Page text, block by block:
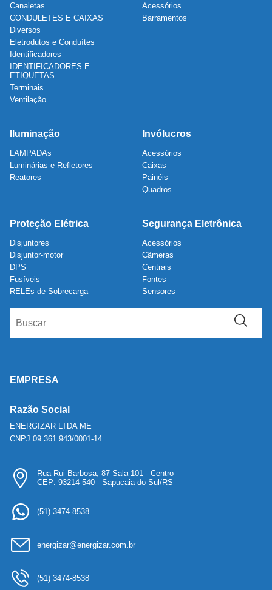
Canaletas
CONDULETES E CAIXAS
Diversos
Eletrodutos e Conduítes
Identificadores
IDENTIFICADORES E
ETIQUETAS
Terminais
Ventilação
Acessórios
Barramentos
Iluminação
LAMPADAs
Luminárias e Refletores
Reatores
Invólucros
Acessórios
Caixas
Painéis
Quadros
Proteção Elétrica
Disjuntores
Disjuntor-motor
DPS
Fusíveis
RELEs de Sobrecarga
Segurança Eletrônica
Acessórios
Câmeras
Centrais
Fontes
Sensores
EMPRESA
Razão Social
ENERGIZAR LTDA ME
CNPJ 09.361.943/0001-14
Rua Rui Barbosa, 87 Sala 101 - Centro
CEP: 93214-540 - Sapucaia do Sul/RS
(51) 3474-8538
energizar@energizar.com.br
(51) 3474-8538